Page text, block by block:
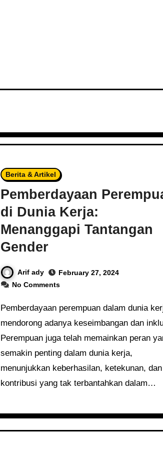
Berita & Artikel
Pemberdayaan
di Dunia Kerja:
Menanggapi Tantangan
Gender
Arif ady
February 27, 2024
No Comments
Pemberdayaan perempuan dalam dunia kerja
mendorong adanya keseimbangan dan
Perempuan juga telah memainkan peran
semakin penting dalam dunia kerja,
menunjukkan keberhasilan, ketekunan, dan
kontribusi yang tak terbantahkan dalam…